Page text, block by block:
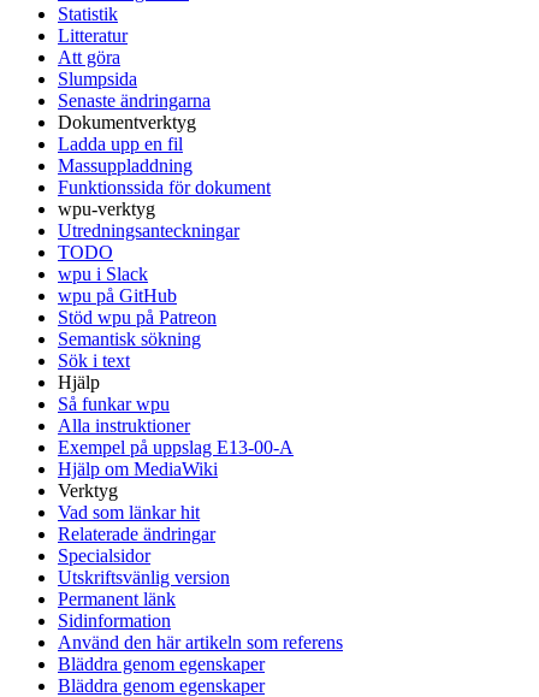
Statistik
Litteratur
Att göra
Slumpsida
Senaste ändringarna
Dokumentverktyg
Ladda upp en fil
Massuppladdning
Funktionssida för dokument
wpu-verktyg
Utredningsanteckningar
TODO
wpu i Slack
wpu på GitHub
Stöd wpu på Patreon
Semantisk sökning
Sök i text
Hjälp
Så funkar wpu
Alla instruktioner
Exempel på uppslag E13-00-A
Hjälp om MediaWiki
Verktyg
Vad som länkar hit
Relaterade ändringar
Specialsidor
Utskriftsvänlig version
Permanent länk
Sidinformation
Använd den här artikeln som referens
Bläddra genom egenskaper
Bläddra genom egenskaper